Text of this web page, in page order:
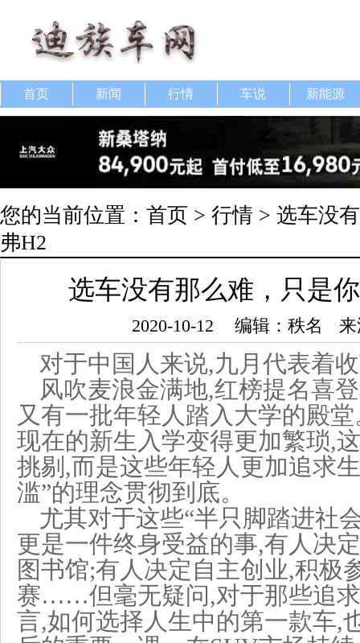
首页 新闻 行情 车说 新能源
您的当前位置： 首页 > 行情 > 选车没
弗H2
选车没有那么难，只是
2020-10-12 编辑：秩名
对于中国人来说,九月代表着
风吹麦浪金满地,红榜提名喜
又有一批年轻人踏入大学的殿
现在的新生入学变得更加繁琐,
挑剔,而是这些年轻人更加追求
滥”的理念贯彻到底。
尤其对于这些“半只脚踏进社
更是一件终身受益的事,有人决
图书馆;有人决定自主创业,积极
赛……但毫无疑问,对于那些追
言,如何选择人生中的第一款车,